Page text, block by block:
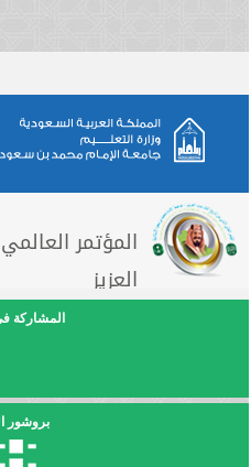
المؤتمر
العزيز
المشاركة
بروشور